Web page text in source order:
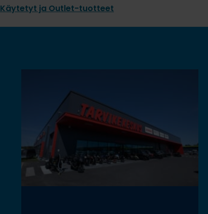
Käytetyt ja Outlet-tuotteet